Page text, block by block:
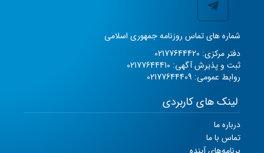
شماره های تماس روزنامه جمهوری اسلامی
دفتر مرکزی: 02177644420
ثبت و پذیرش آگهی: 02177644410
روابط عمومی: 02177644409
لینک های کاربردی
درباره ما
تماس با ما